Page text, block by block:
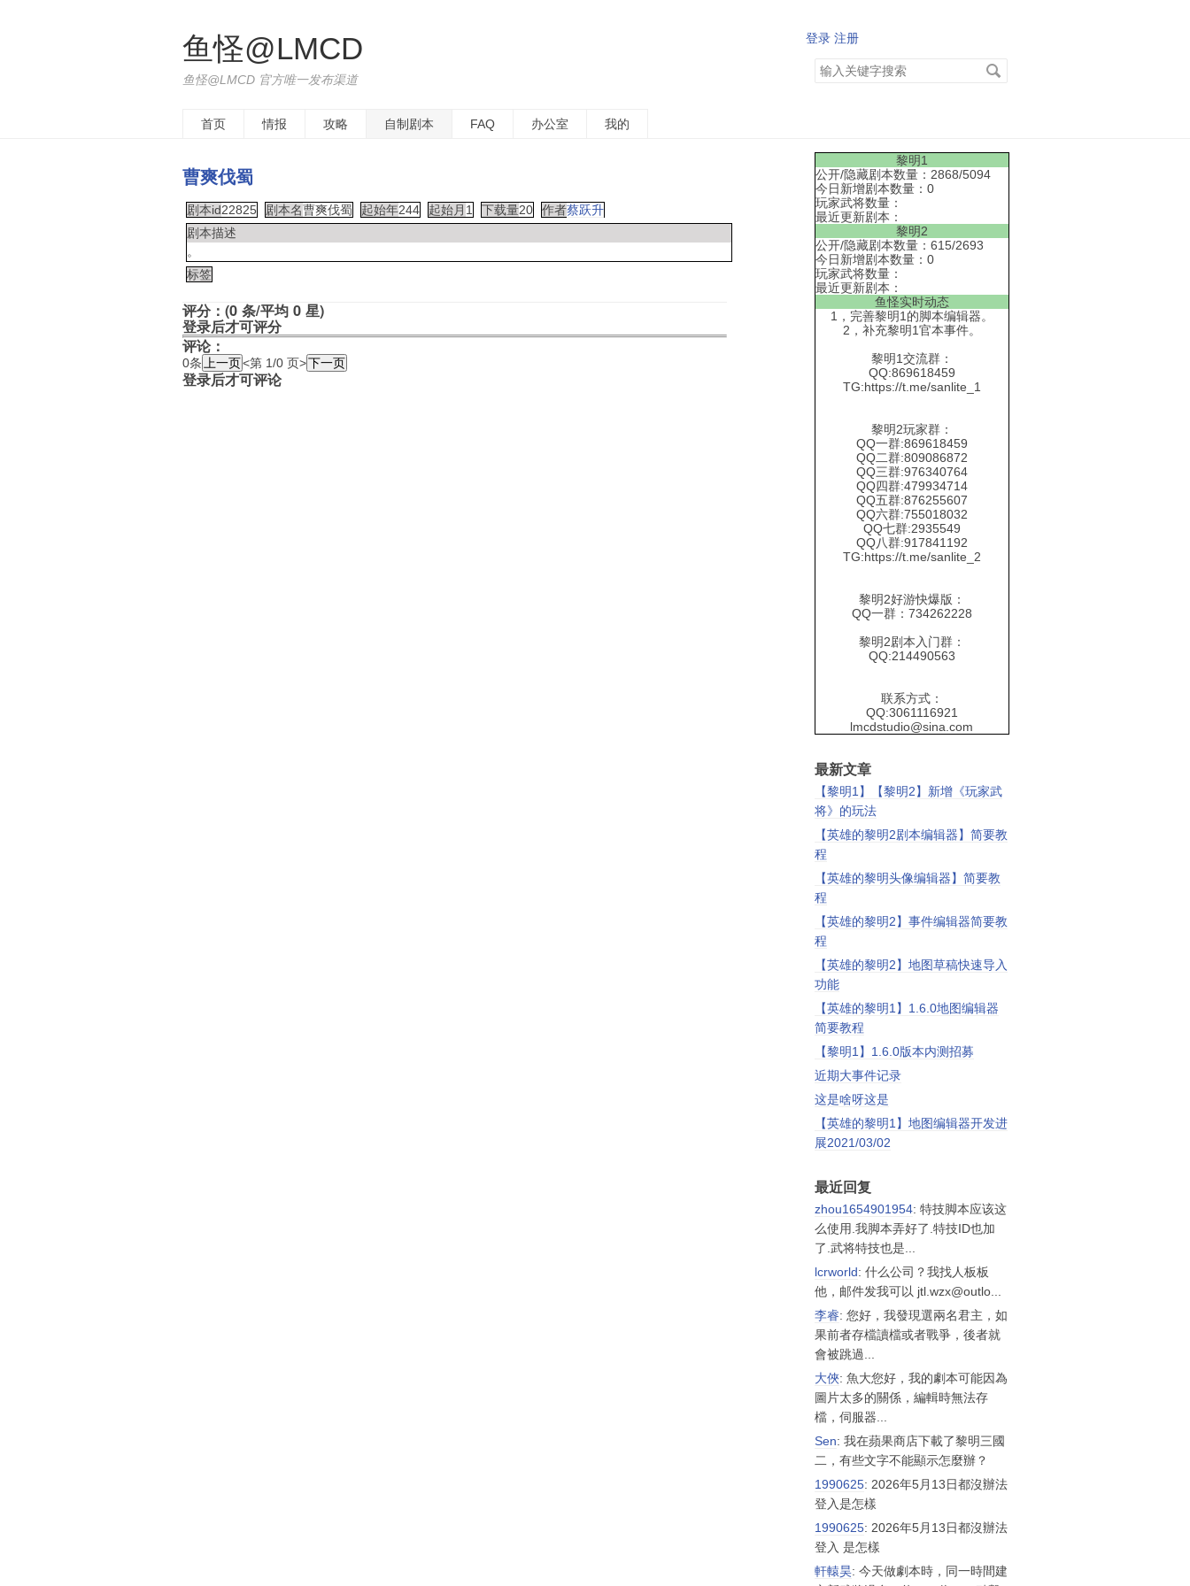
鱼怪@LMCD
鱼怪@LMCD 官方唯一发布渠道
登录 注册
搜
索
首页 情报 攻略 自制剧本 FAQ 办公室 我的
曹爽伐蜀
剧本id22825 剧本名曹爽伐蜀 起始年244 起始月 1 下载量20 作者蔡跃升
剧本描述
。
标签
评分：(0 条/平均 0 星)
登录后才可评分
评论：
0条 <第 1/0 页>
登录后才可评论
黎明1
公开/隐藏剧本数量：2868/5094
今日新增剧本数量：0
玩家武将数量：
最近更新剧本：
黎明2
公开/隐藏剧本数量：615/2693
今日新增剧本数量：0
玩家武将数量：
最近更新剧本：
鱼怪实时动态
1，完善黎明1的脚本编辑器。
2，补充黎明1官本事件。
黎明1交流群：
QQ:869618459
TG:https://t.me/sanlite_1
黎明2玩家群：
QQ一群:869618459
QQ二群:809086872
QQ三群:976340764
QQ四群:479934714
QQ五群:876255607
QQ六群:755018032
QQ七群:2935549
QQ八群:917841192
TG:https://t.me/sanlite_2
黎明2好游快爆版：
QQ一群：734262228
黎明2剧本入门群：
QQ:214490563
联系方式：
QQ:3061116921
lmcdstudio@sina.com
最新文章
【黎明1】【黎明2】新增《玩家武
将》的玩法
【英雄的黎明2剧本编辑器】简要教
程
【英雄的黎明头像编辑器】简要教
程
【英雄的黎明2】事件编辑器简要教
程
【英雄的黎明2】地图草稿快速导入
功能
【英雄的黎明1】1.6.0地图编辑器
简要教程
【黎明1】1.6.0版本内测招募
近期大事件记录
这是啥呀这是
【英雄的黎明1】地图编辑器开发进
展2021/03/02
最近回复
zhou1654901954: 特技脚本应该这
么使用.我脚本弄好了.特技ID也加
了.武将特技也是...
lcrworld: 什么公司？我找人板板
他，邮件发我可以 jtl.wzx@outlo...
李睿: 您好，我發現選兩名君主，如
果前者存檔讀檔或者戰爭，後者就
會被跳過...
大俠: 魚大您好，我的劇本可能因為
圖片太多的關係，編輯時無法存
檔，伺服器...
Sen: 我在蘋果商店下載了黎明三國
二，有些文字不能顯示怎麼辦？
1990625: 2026年5月13日都沒辦法
登入是怎樣
1990625: 2026年5月13日都沒辦法
登入 是怎樣
軒轅昊: 今天做劇本時，同一時間建